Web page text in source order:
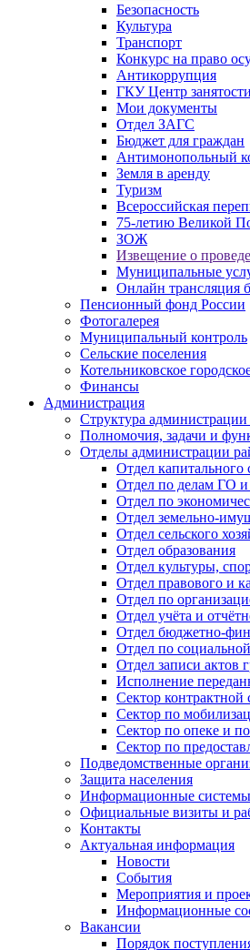
Безопасность
Культура
Транспорт
Конкурс на право
Антикоррупция
ГКУ Центр
Мои документы
Отдел ЗАГС
Бюджет для граждан
Антимонопольный
Земля в аренду
Туризм
Всероссийская
75-летию Великой
ЗОЖ
Извещение о
Муниципальные
Онлайн трансляция
Пенсионный фонд России
Фотогалерея
Муниципальный контроль
Сельские поселения
Котельниковское
Финансы
Администрация
Структура администрации
Полномочия, задачи и
Отделы администрации
Отдел
Отдел по делам ГО
Отдел по
Отдел земельно-
Отдел сельского
Отдел образования
Отдел культуры,
Отдел правового и
Отдел по
Отдел учёта и
Отдел бюджетно-
Отдел по
Отдел записи актов
Исполнение
Сектор
Сектор по
Сектор по опеке и
Сектор по
Подведомственные
Защита населения
Информационные системы
Официальные визиты и
Контакты
Актуальная информация
Новости
События
Мероприятия и
Информационные
Вакансии
Порядок